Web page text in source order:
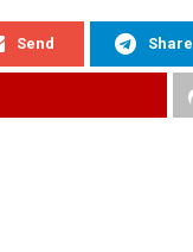
Send Share